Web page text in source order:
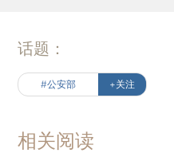
话题：
#公安部 +关注
相关阅读